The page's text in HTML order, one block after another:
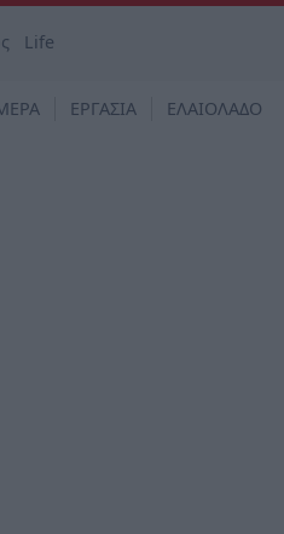
Life
ΕΡΓΑΣΙΑ ΕΛΑΙΟΛΑΔΟ